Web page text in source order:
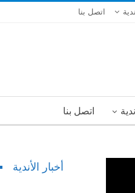
اتصل بنا
اتصل بنا
أخبار الأندية